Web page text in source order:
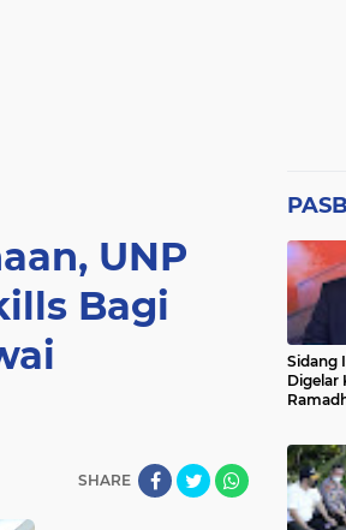
UNP
Bagi
SHARE
Sidang
Digelar